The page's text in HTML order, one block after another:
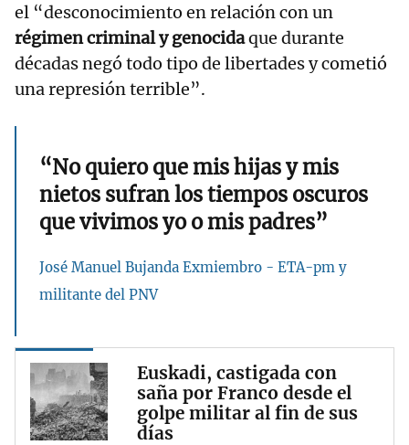
el “desconocimiento en relación con un
régimen criminal y genocidaque durante
décadas negó todo tipo de libertades y cometió
una represión terrible”.
“No quiero que mis hijas y mis
nietos sufran los tiempos oscuros
que vivimos yo o mis padres”
José Manuel Bujanda Exmiembro - ETA-pm y
militante del PNV
Euskadi, castigada con
saña por Franco desde el
golpe militar al fin de sus
días